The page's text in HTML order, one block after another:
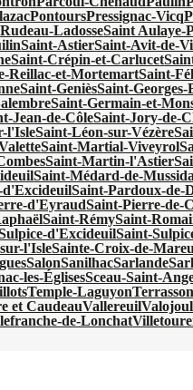
PontoursPressignac-Vicq
Rudeau-LadosseSaint Aulaye-
Saint-AstierSaint-Avit-de-
Saint-Crépin-et-Carlucet
Reillac-et-MortemartSaint-
Saint-GenièsSaint-
Saint-Germain-et-
Jean-de-CôleSaint-Jory-de-
l'IsleSaint-Léon-sur-Vézère
Saint-Martial-Viveyrol
Saint-Martin-l'Astier
Saint-Médard-de-
d'ExcideuilSaint-Pardoux-de-
d'EyraudSaint-Pierre-de-
Saint-RémySaint-
d'ExcideuilSaint-
l'IsleSainte-Croix-de-
SalonSanilhacSarlande
les-ÉglisesSceau-Saint-
Temple-Laguyon
et CaudeauVallereuil
de-Lonchat